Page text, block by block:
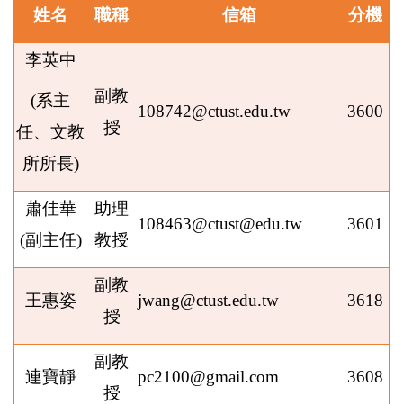
姓名 職稱 信箱 分機
李英中
(系主
任、文教
所所長)
副教
授
108742@ctust.edu.tw 3600
蕭佳華
(副主任)
助理
教授
108463@ctust@edu.tw 3601
王惠姿
副教
授
jwang@ctust.edu.tw 3618
連寶靜
副教
授
pc2100@gmail.com 3608